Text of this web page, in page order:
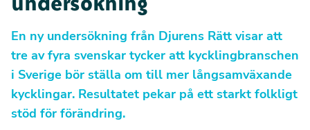
En ny undersökning från Djurens Rätt visar att
tre av fyra svenskar tycker att kycklingbranschen
i Sverige bör ställa om till mer långsamväxande
kycklingar. Resultatet pekar på ett starkt folkligt
stöd för förändring.